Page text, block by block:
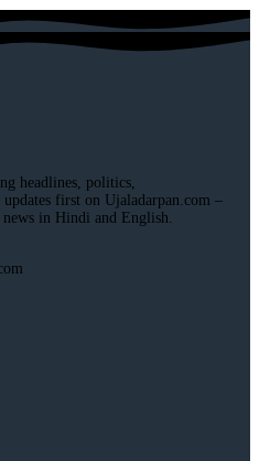
headlines, politics,
first on Ujaladarpan.com –
in Hindi and English.